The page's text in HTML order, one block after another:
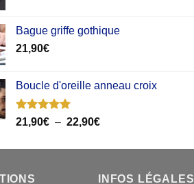
Bague griffe gothique
21,90€
Boucle d'oreille anneau croix
Note5.00
21,90€ – 22,90€Plage
prix :
àINFOS LÉGALES